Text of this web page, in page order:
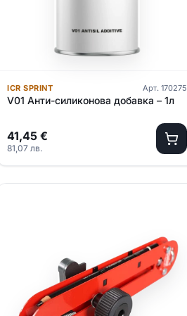
ICR SPRINT Арт. 170275
V01 Анти-силиконова добавка – 1л
41,45 €
81,07 лв.